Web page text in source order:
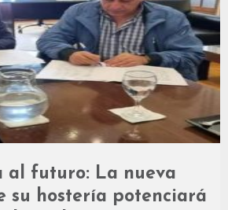
al futuro: La nueva
su hostería potenciará